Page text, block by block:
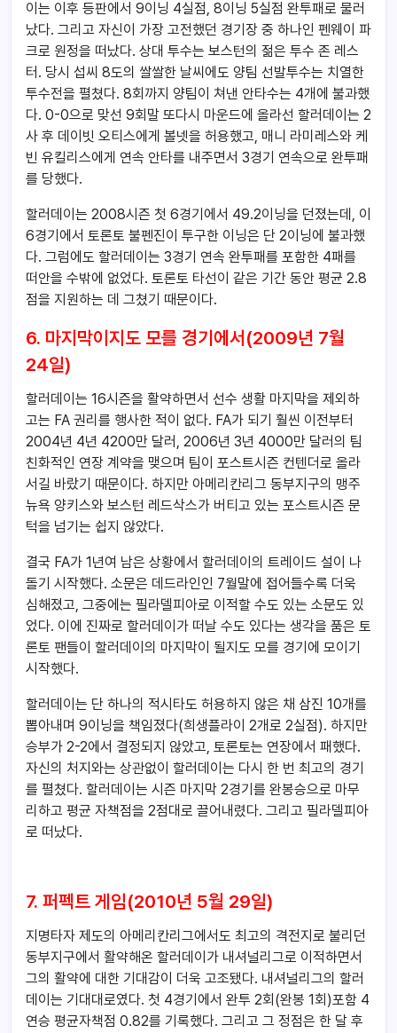
이는 이후 등판에서 9이닝 4실점, 8이닝 5실점 완투패로 물러
났다. 그리고 자신이 가장 고전했던 경기장 중 하나인 펜웨이 파
크로 원정을 떠났다. 상대 투수는 보스턴의 젊은 투수 존 레스
터. 당시 섭씨 8도의 쌀쌀한 날씨에도 양팀 선발투수는 치열한
투수전을 펼쳤다. 8회까지 양팀이 쳐낸 안타수는 4개에 불과했
다. 0-0으로 맞선 9회말 또다시 마운드에 올라선 할러데이는 2
사 후 데이빗 오티스에게 볼넷을 허용했고, 매니 라미레스와 케
빈 유킬리스에게 연속 안타를 내주면서 3경기 연속으로 완투패
를 당했다.
할러데이는 2008시즌 첫 6경기에서 49.2이닝을 던졌는데, 이
6경기에서 토론토 불펜진이 투구한 이닝은 단 2이닝에 불과했
다. 그럼에도 할러데이는 3경기 연속 완투패를 포함한 4패를
떠안을 수밖에 없었다. 토론토 타선이 같은 기간 동안 평균 2.8
점을 지원하는 데 그쳤기 때문이다.
6. 마지막이지도 모를 경기에서(2009년 7월
24일)
할러데이는 16시즌을 활약하면서 선수 생활 마지막을 제외하
고는 FA 권리를 행사한 적이 없다. FA가 되기 훨씬 이전부터
2004년 4년 4200만 달러, 2006년 3년 4000만 달러의 팀
친화적인 연장 계약을 맺으며 팀이 포스트시즌 컨텐더로 올라
서길 바랐기 때문이다. 하지만 아메리칸리그 동부지구의 맹주
뉴욕 양키스와 보스턴 레드삭스가 버티고 있는 포스트시즌 문
턱을 넘기는 쉽지 않았다.
결국 FA가 1년여 남은 상황에서 할러데이의 트레이드 설이 나
돌기 시작했다. 소문은 데드라인인 7월말에 접어들수록 더욱
심해졌고, 그중에는 필라델피아로 이적할 수도 있는 소문도 있
었다. 이에 진짜로 할러데이가 떠날 수도 있다는 생각을 품은 토
론토 팬들이 할러데이의 마지막이 될지도 모를 경기에 모이기
시작했다.
할러데이는 단 하나의 적시타도 허용하지 않은 채 삼진 10개를
뽑아내며 9이닝을 책임졌다(희생플라이 2개로 2실점). 하지만
승부가 2-2에서 결정되지 않았고, 토론토는 연장에서 패했다.
자신의 처지와는 상관없이 할러데이는 다시 한 번 최고의 경기
를 펼쳤다. 할러데이는 시즌 마지막 2경기를 완봉승으로 마무
리하고 평균 자책점을 2점대로 끌어내렸다. 그리고 필라델피아
로 떠났다.
7. 퍼펙트 게임(2010년 5월 29일)
지명타자 제도의 아메리칸리그에서도 최고의 격전지로 불리던
동부지구에서 활약해온 할러데이가 내셔널리그로 이적하면서
그의 활약에 대한 기대감이 더욱 고조됐다. 내셔널리그의 할러
데이는 기대대로였다. 첫 4경기에서 완투 2회(완봉 1회)포함 4
연승 평균자책점 0.82를 기록했다. 그리고 그 정점은 한 달 후